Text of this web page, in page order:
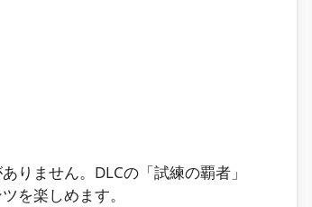
りません。DLCの「試練の覇者」
を楽しめます。